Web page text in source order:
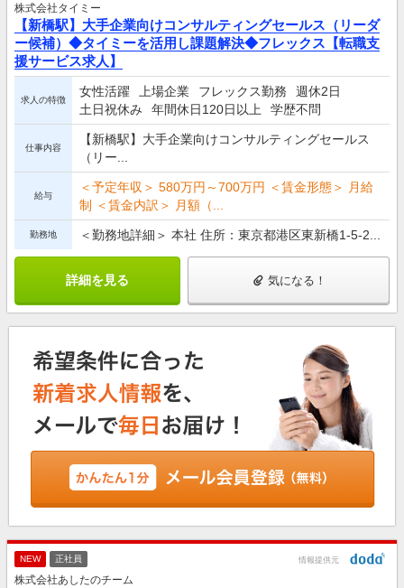
株式会社タイミー
【新橋駅】大手企業向けコンサルティングセールス（リーダ
ー候補）◆タイミーを活用し課題解決◆フレックス【転職支
援サービス求人】
求人の特徴
女性活躍 上場企業 フレックス勤務
週休2日
土日祝休み
年間休日120日以上 学歴不問
仕事内容
【新橋駅】大手企業向けコンサルティングセールス
（リー...
給与
＜予定年収＞ 580万円～700万円 ＜賃金形態＞ 月給
制 ＜賃金内訳＞ 月額（...
勤務地 ＜勤務地詳細＞ 本社 住所：東京都港区東新橋1-5-2...
詳細を見る 気になる！
NEW 正社員 情報提供元
株式会社あしたのチーム